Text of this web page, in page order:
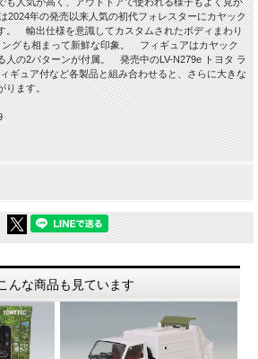
年の発売以来人気の初代フォレスターにカヤック
。 輸出仕様を意識してカスタムされたボディまわり
グも相まって新鮮な印象。 フィギュアはカヤック
人の2パターンが付属。 発売中のLV-N279e トヨタ ラ
ギュア付など各製品と組み合わせると、さらに大きな
がります。
んな商品も見ています